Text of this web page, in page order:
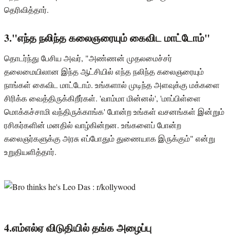
தெரிவித்தார்.
3."எந்த நலிந்த கலைஞரையும் கைவிட மாட்டோம்"
தொடர்ந்து பேசிய அவர், "அண்ணன் முதலமைச்சர்
தலைமையிலான இந்த ஆட்சியில் எந்த நலிந்த கலைஞரையும்
நாங்கள் கைவிட மாட்டோம். உங்களால் முடிந்த அளவுக்கு மக்களை
சிரிக்க வைத்திருக்கிறீர்கள். 'வாம்மா மின்னல்', 'மாப்பிள்ளை
மொக்கச்சாமி வந்திருக்காங்க' போன்ற உங்கள் வசனங்கள் இன்றும்
ரசிகர்களின் மனதில் வாழ்கின்றன. உங்களைப் போன்ற
கலைஞர்களுக்கு அரசு எப்போதும் துணையாக இருக்கும்" என்று
உறுதியளித்தார்.
4.எம்எல்ஏ விடுதியில் தங்க அழைப்பு